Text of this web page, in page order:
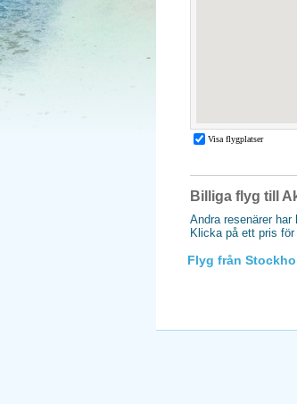
Billiga flyg till
Andra resenärer
Klicka på ett pris
Flyg från